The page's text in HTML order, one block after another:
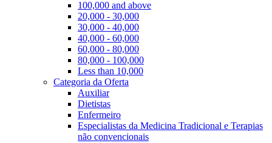
100,000 and above
20,000 - 30,000
30,000 - 40,000
40,000 - 60,000
60,000 - 80,000
80,000 - 100,000
Less than 10,000
Categoria da Oferta
Auxiliar
Dietistas
Enfermeiro
Especialistas da Medicina Tradicional e Terapias
não convencionais